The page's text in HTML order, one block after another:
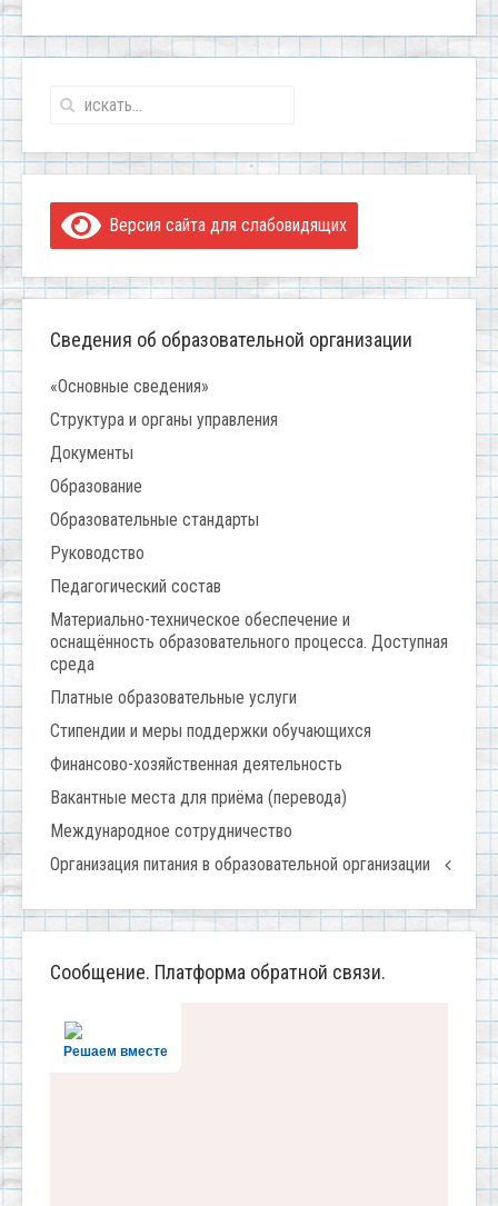
Версия сайта для слабовидящих
Сведения об образовательной организации
«Основные сведения»
Структура и органы управления
Документы
Образование
Образовательные стандарты
Руководство
Педагогический состав
Материально-техническое обеспечение и
оснащённость образовательного процесса. Доступная
среда
Платные образовательные услуги
Стипендии и меры поддержки обучающихся
Финансово-хозяйственная деятельность
Вакантные места для приёма (перевода)
Международное сотрудничество
Организация питания в образовательной организации
Сообщение. Платформа обратной связи.
Решаем вместе